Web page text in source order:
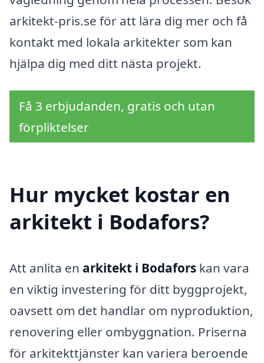
arkitekt-pris.se för att lära dig mer och få
kontakt med lokala arkitekter som kan
hjälpa dig med ditt nästa projekt.
Få 3 erbjudanden, gratis och utan
förpliktelser
Hur mycket kostar en
arkitekt i Bodafors?
Att anlita en arkitekt i Bodafors kan vara
en viktig investering för ditt byggprojekt,
oavsett om det handlar om nyproduktion,
renovering eller ombyggnation. Priserna
för arkitekttjänster kan variera beroende